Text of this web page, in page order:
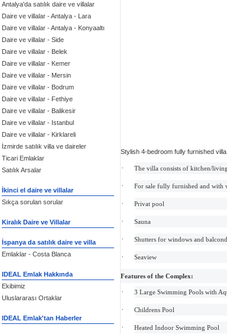
Antalya'da satılık daire ve villalar
Daire ve villalar - Antalya - Lara
Daire ve villalar - Antalya - Konyaaltı
Daire ve villalar - Side
Daire ve villalar - Belek
Daire ve villalar - Kemer
Daire ve villalar - Mersin
Daire ve villalar - Bodrum
Daire ve villalar - Fethiye
Daire ve villalar - Balikesir
Daire ve villalar - Istanbul
Daire ve villalar - Kirklareli
İzmirde satılık villa ve daireler
Ticari Emlaklar
Satılık Arsalar
İkinci el daire ve villalar
Sıkça sorulan sorular
Kiralık Daire ve Villalar
İspanya da satılık daire ve villa
Emlaklar - Costa Blanca
IDEAL Emlak Hakkında
Ekibimiz
Uluslararası Ortaklar
IDEAL Emlak'tan Haberler
Stylish 4-bedroom fully furnished
· The villa consists of kitchen/
· For sale fully furnished and with
· Privat pool
· Sauna
· Shutters for windows and
· Seaview
Features of the Complex:
· 3 Large Swimming Pools with
· Childrens Pool
· Heated Indoor Swimming Pool